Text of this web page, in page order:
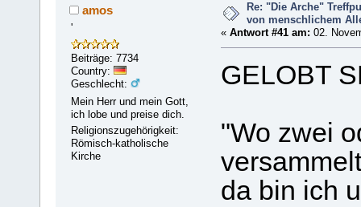
amos
'
Beiträge: 7734
Country:
Geschlecht:
Mein Herr und mein Gott,
ich lobe und preise dich.
Religionszugehörigkeit:
Römisch-katholische
Kirche
Re: "Die Arche"
von menschlichem
« Antwort #41 am: 02.
GELOBT
"Wo zwei
da bin ich